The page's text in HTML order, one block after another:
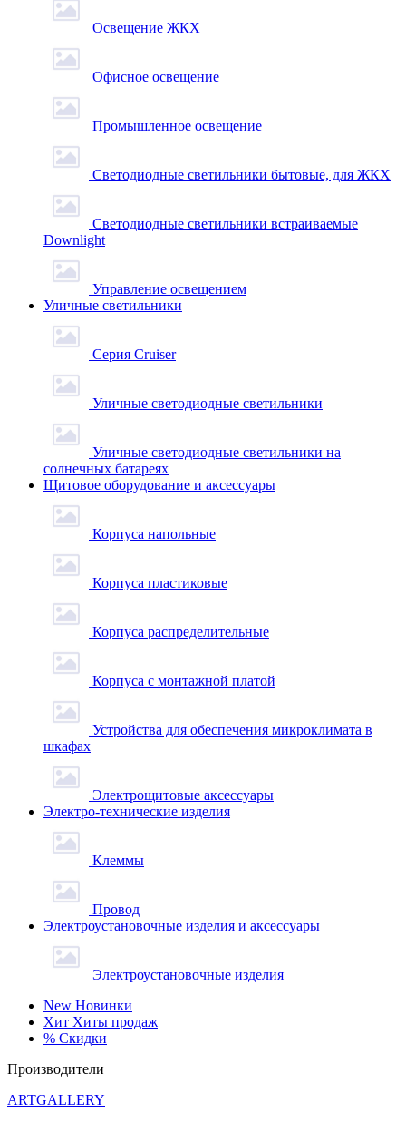
Освещение ЖКХ
Офисное освещение
Промышленное освещение
Светодиодные светильники бытовые, для ЖКХ
Светодиодные светильники встраиваемые
Downlight
Управление освещением
Уличные светильники
Серия Cruiser
Уличные светодиодные светильники
Уличные светодиодные светильники на
солнечных батареях
Щитовое оборудование и аксессуары
Корпуса напольные
Корпуса пластиковые
Корпуса распределительные
Корпуса с монтажной платой
Устройства для обеспечения микроклимата в
шкафах
Электрощитовые аксессуары
Электро-технические изделия
Клеммы
Провод
Электроустановочные изделия и аксессуары
Электроустановочные изделия
New Новинки
Хит Хиты продаж
% Скидки
Производители
ARTGALLERY